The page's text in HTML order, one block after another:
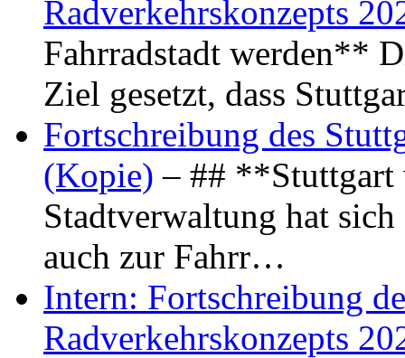
Radverkehrskonzepts
Fahrradstadt werden**
Ziel gesetzt, dass
Fortschreibung des
(Kopie) – ## **Stuttgart
Stadtverwaltung hat
auch zur Fahrr…
Intern: Fortschreibung
Radverkehrskonzepts